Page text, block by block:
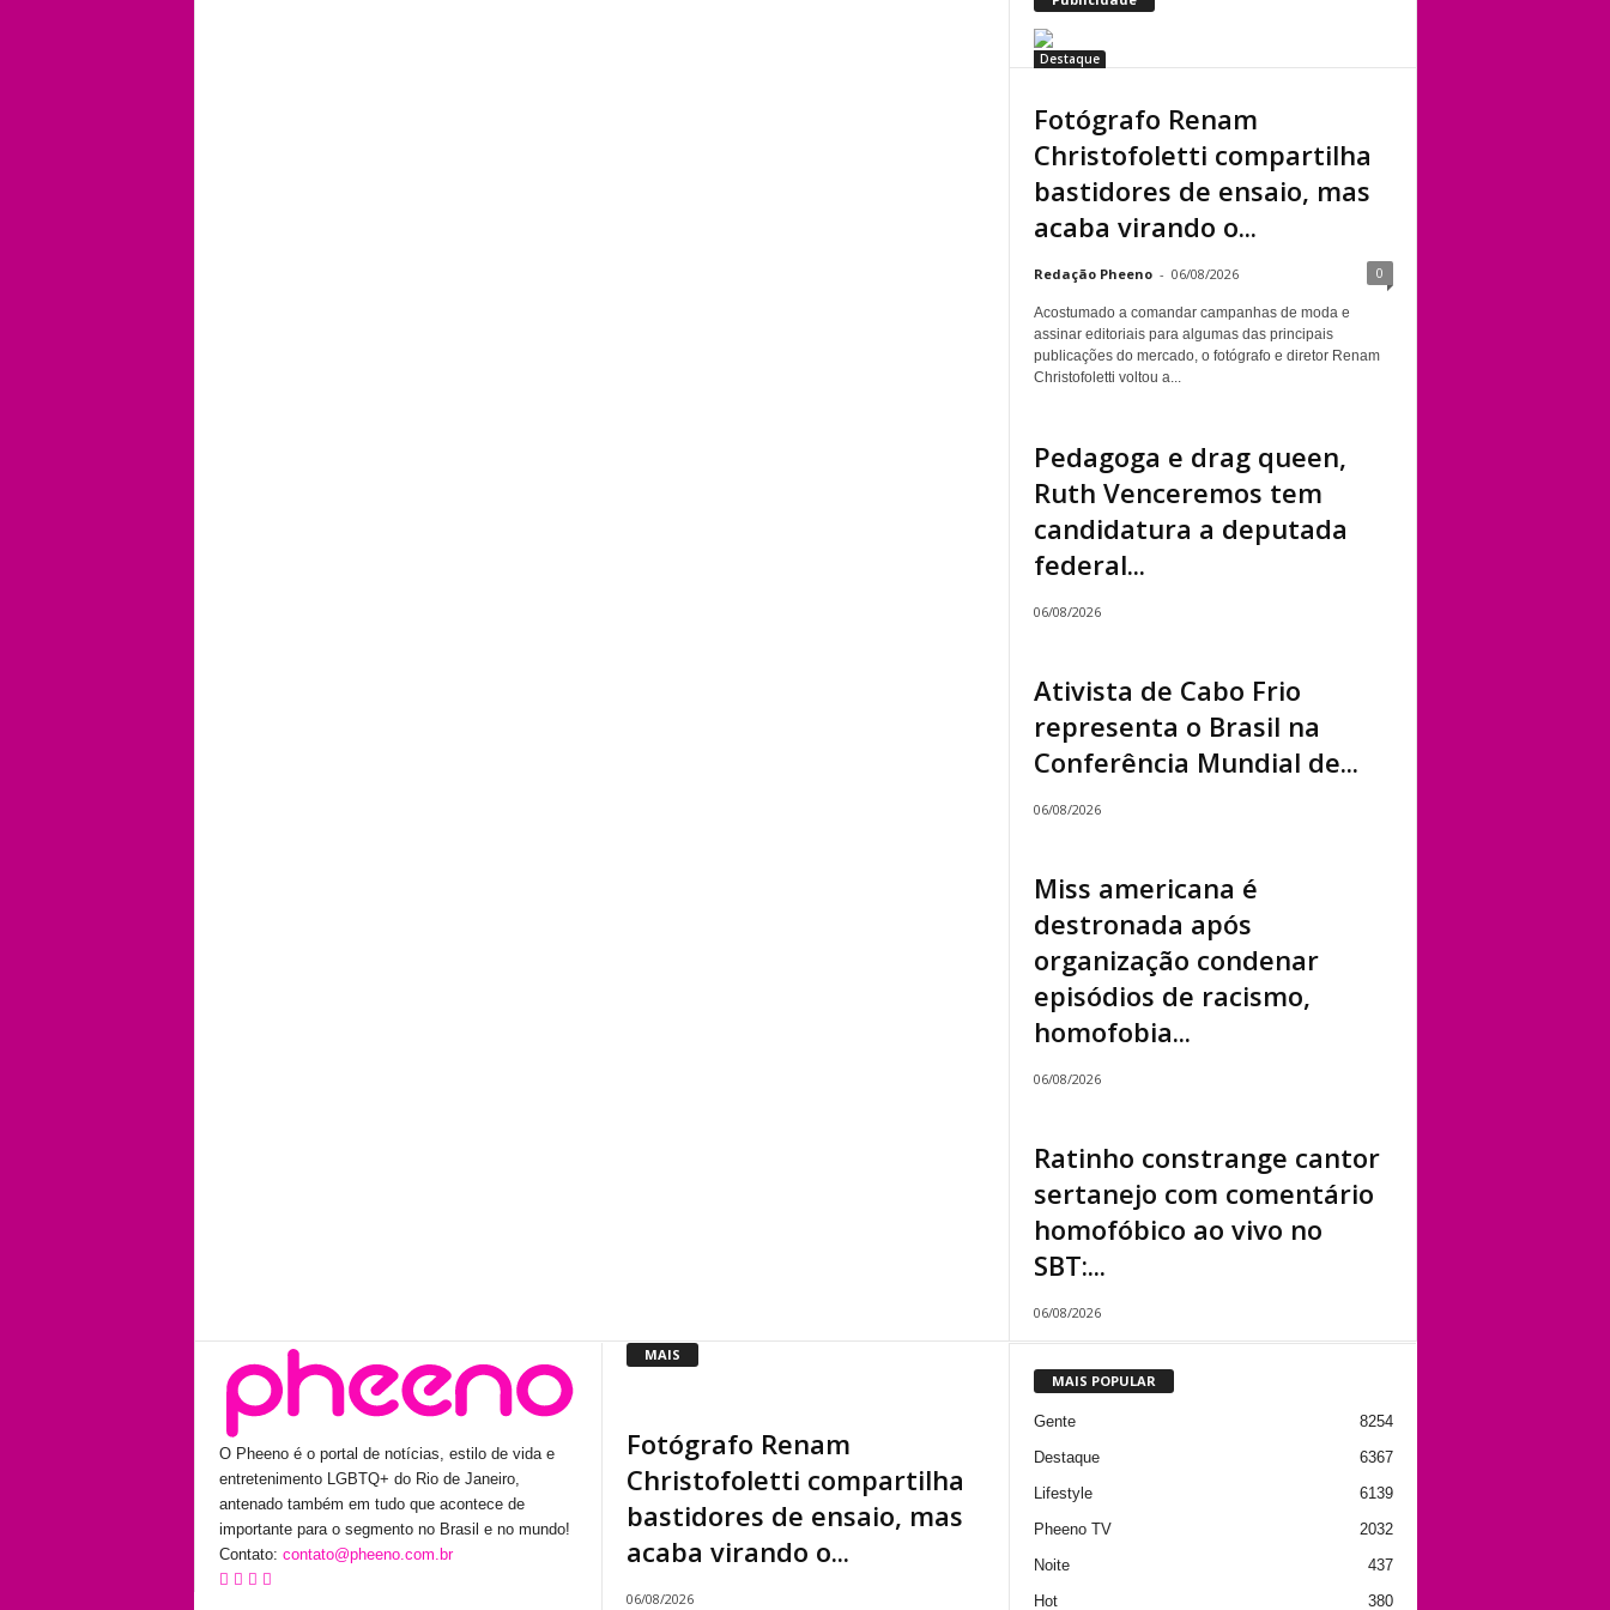
Destaque
Fotógrafo Renam
Christofoletti compartilha
bastidores de ensaio, mas
acaba virando o...
Redação Pheeno - 06/08/2026 0
Acostumado a comandar campanhas de moda e
assinar editoriais para algumas das principais
publicações do mercado, o fotógrafo e diretor Renam
Christofoletti voltou a...
Pedagoga e drag queen,
Ruth Venceremos tem
candidatura a deputada
federal...
06/08/2026
Ativista de Cabo Frio
representa o Brasil na
Conferência Mundial de...
06/08/2026
Miss americana é
destronada após
organização condenar
episódios de racismo,
homofobia...
06/08/2026
Ratinho constrange cantor
sertanejo com comentário
homofóbico ao vivo no
SBT:...
06/08/2026
O Pheeno é o portal de notícias, estilo de vida e
entretenimento LGBTQ+ do Rio de Janeiro,
antenado também em tudo que acontece de
importante para o segmento no Brasil e no mundo!
Contato: contato@pheeno.com.br
MAIS
Fotógrafo Renam
Christofoletti compartilha
bastidores de ensaio, mas
acaba virando o...
06/08/2026
MAIS POPULAR
Gente
8254
Destaque
6367
Lifestyle
6139
Pheeno TV
2032
Noite
437
Hot
380